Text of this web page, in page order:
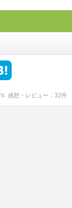
％ 感想・レビュー 32件